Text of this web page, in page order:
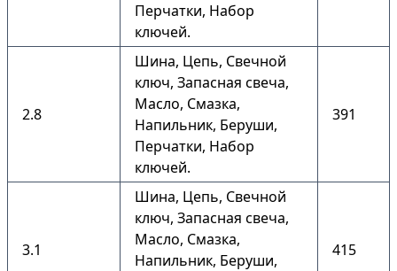
Перчатки, Набор
ключей.
2.8
Шина, Цепь, Свечной
ключ, Запасная свеча,
Масло, Смазка,
Напильник, Беруши,
Перчатки, Набор
ключей.
391
3.1
Шина, Цепь, Свечной
ключ, Запасная свеча,
Масло, Смазка,
Напильник, Беруши,
415